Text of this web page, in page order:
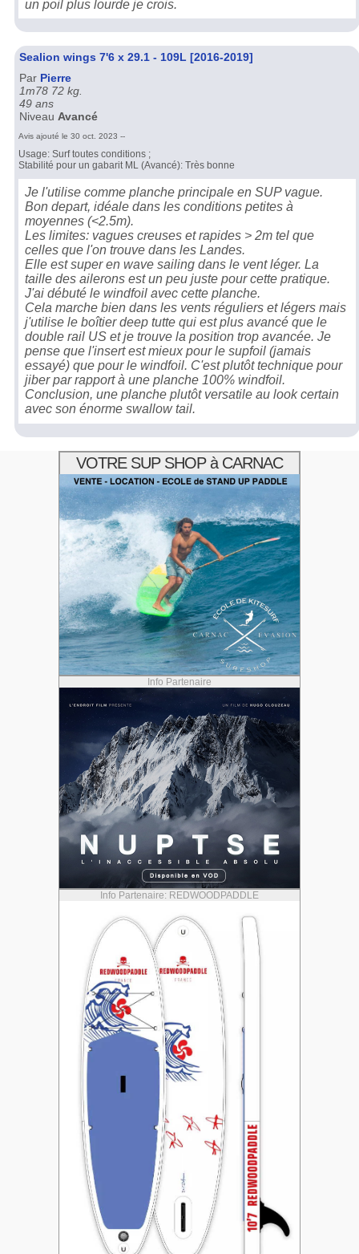
un poil plus lourde je crois.
Sealion wings 7'6 x 29.1 - 109L [2016-2019]
Par Pierre
1m78 72 kg.
49 ans
Niveau Avancé
Avis ajouté le 30 oct. 2023 --
Usage: Surf toutes conditions ;
Stabilité pour un gabarit ML (Avancé): Très bonne
Je l'utilise comme planche principale en SUP vague.
Bon depart, idéale dans les conditions petites à
moyennes (<2.5m).
Les limites: vagues creuses et rapides > 2m tel que
celles que l'on trouve dans les Landes.
Elle est super en wave sailing dans le vent léger. La
taille des ailerons est un peu juste pour cette pratique.
J'ai débuté le windfoil avec cette planche.
Cela marche bien dans les vents réguliers et légers mais
j'utilise le boîtier deep tutte qui est plus avancé que le
double rail US et je trouve la position trop avancée. Je
pense que l'insert est mieux pour le supfoil (jamais
essayé) que pour le windfoil. C'est plutôt technique pour
jiber par rapport à une planche 100% windfoil.
Conclusion, une planche plutôt versatile au look certain
avec son énorme swallow tail.
VOTRE SUP SHOP à CARNAC
Info Partenaire
Info Partenaire: REDWOODPADDLE